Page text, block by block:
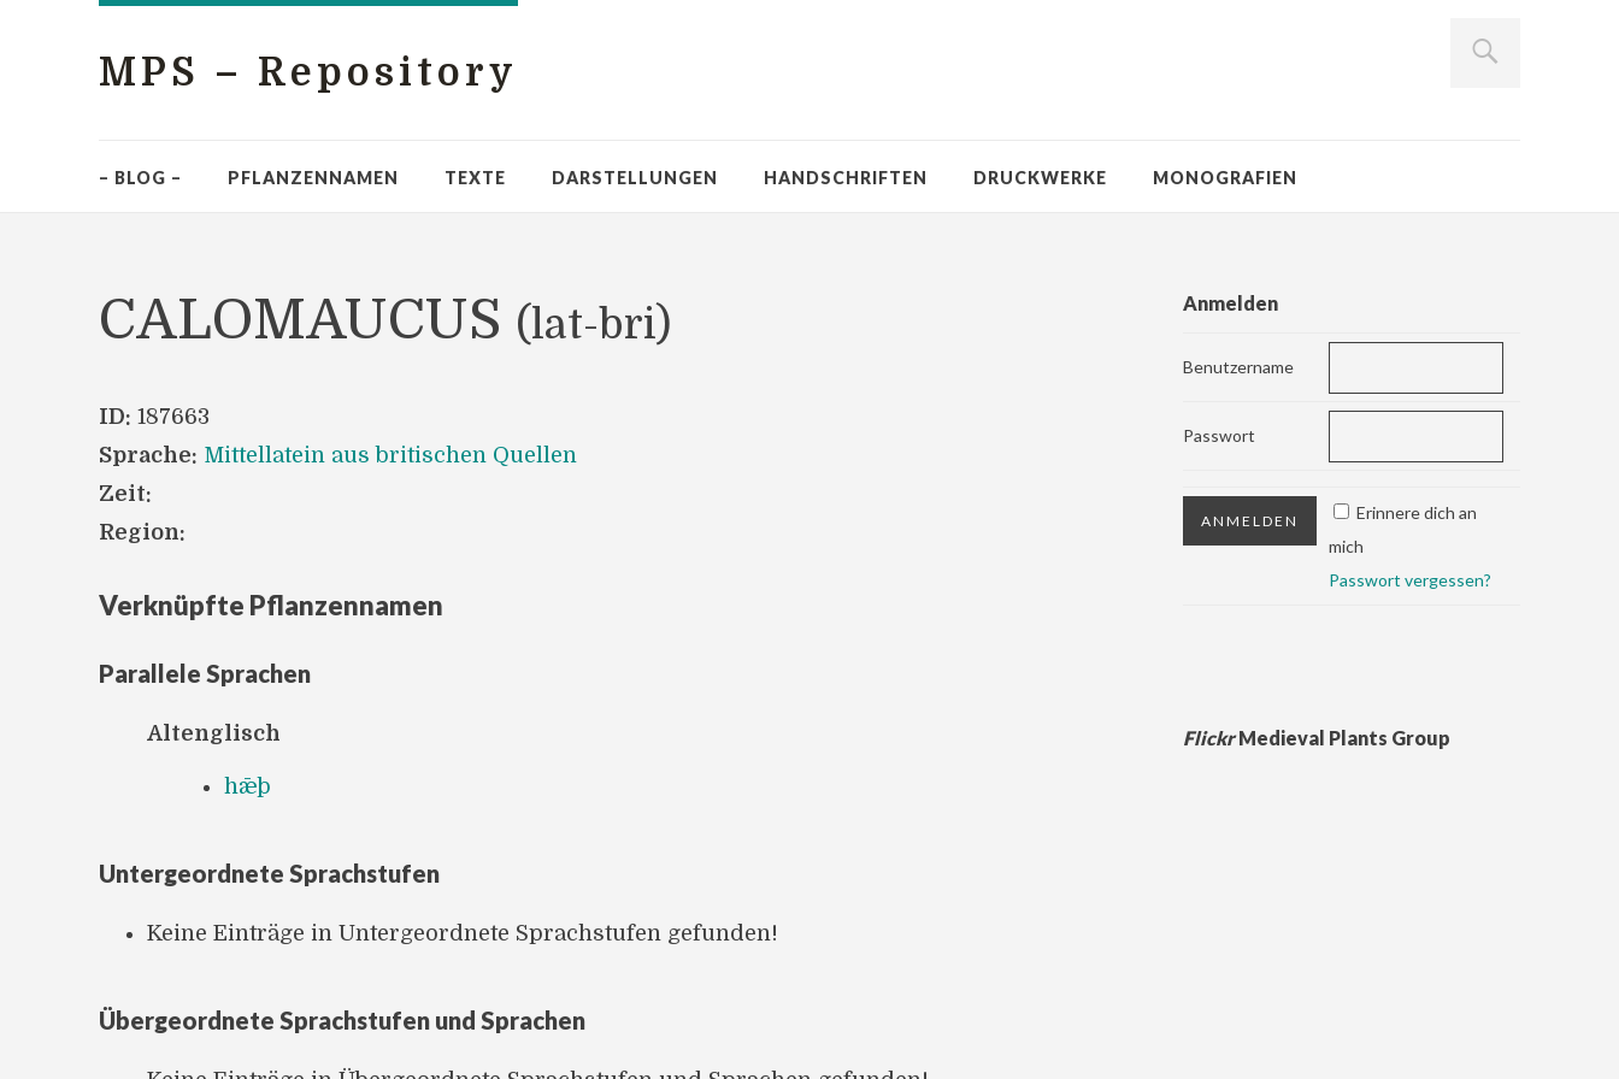
MPS – Repository
– BLOG – PFLANZENNAMEN TEXTE DARSTELLUNGEN HANDSCHRIFTEN DRUCKWERKE MONOGRAFIEN
CALOMAUCUS (lat-bri)
ID: 187663
Sprache: Mittellatein aus britischen Quellen
Zeit:
Region:
Verknüpfte Pflanzennamen
Parallele Sprachen
Altenglisch
hǣþ
Untergeordnete Sprachstufen
Keine Einträge in Untergeordnete Sprachstufen gefunden!
Übergeordnete Sprachstufen und Sprachen
Anmelden
Benutzername
Passwort
Erinnere dich an
mich
Passwort vergessen?
FlickrMedieval Plants Group